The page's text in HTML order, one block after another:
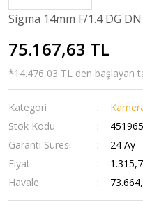
Sigma 14mm F/1.4 DG
75.167,63 TL
*14.476,03 TL den başlayan
Kategori
Stok Kodu
451965
Garanti Süresi
24 Ay
Fiyat
Havale